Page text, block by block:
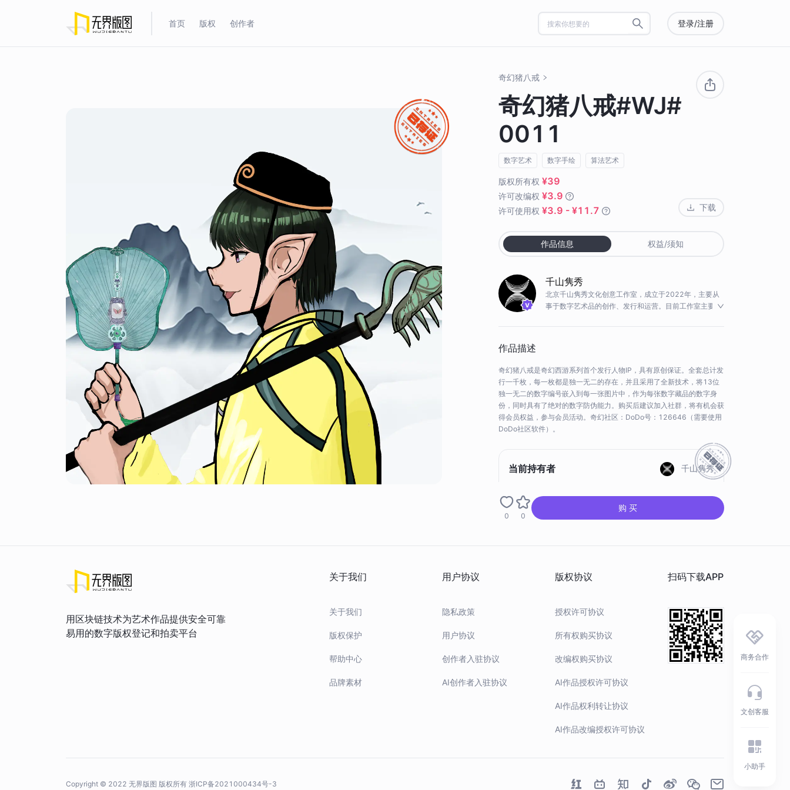
首页 版权 创作者 登录/注册
奇幻猪八戒
奇幻猪八戒#WJ#
0011
数字艺术 数字手绘 算法艺术
版权所有权 ¥39
许可改编权 ¥3.9
许可使用权 ¥3.9 - ¥11.7 下载
作品信息 权益/须知
千山隽秀
北京千山隽秀文化创意工作室，成立于2022年，主要从
事于数字艺术品的创作、发行和运营。目前工作室主要作
作品描述
奇幻猪八戒是奇幻西游系列首个发行人物IP，具有原创保证。全套总计发
行一千枚，每一枚都是独一无二的存在，并且采用了全新技术，将13位
独一无二的数字编号嵌入到每一张图片中，作为每张数字藏品的数字身
份，同时具有了绝对的数字防伪能力。购买后建议加入社群，将有机会获
得会员权益，参与会员活动。奇幻社区：DoDo号：126646（需要使用
DoDo社区软件）。
当前持有者 千山隽秀
链上Hash 0x013eB6d322...Ce4600#6
0 0
购 买
用区块链技术为艺术作品提供安全可靠
易用的数字版权登记和拍卖平台
关于我们
关于我们
版权保护
帮助中心
品牌素材
用户协议
隐私政策
用户协议
创作者入驻协议
AI创作者入驻协议
版权协议
授权许可协议
所有权购买协议
改编权购买协议
AI作品授权许可协议
AI作品权利转让协议
AI作品改编授权许可协议
扫码下载APP
Copyright © 2022 无界版图 版权所有 浙ICP备2021000434号-3
商务合作
文创客服
小助手